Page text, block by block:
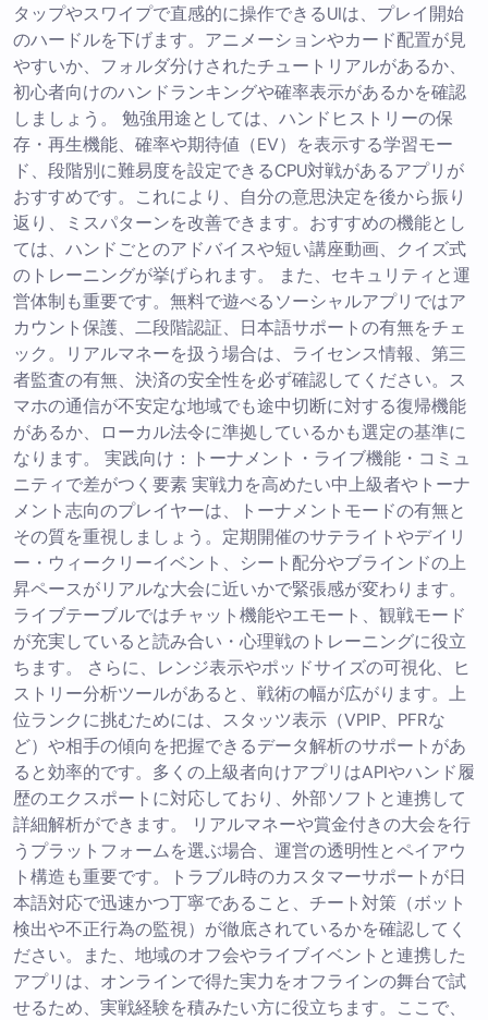
タップやスワイプで直感的に操作できるUIは、プレイ開始
のハードルを下げます。アニメーションやカード配置が見
やすいか、フォルダ分けされたチュートリアルがあるか、
初心者向けのハンドランキングや確率表示があるかを確認
しましょう。 勉強用途としては、ハンドヒストリーの保
存・再生機能、確率や期待値（EV）を表示する学習モー
ド、段階別に難易度を設定できるCPU対戦があるアプリが
おすすめです。これにより、自分の意思決定を後から振り
返り、ミスパターンを改善できます。おすすめの機能とし
ては、ハンドごとのアドバイスや短い講座動画、クイズ式
のトレーニングが挙げられます。 また、セキュリティと運
営体制も重要です。無料で遊べるソーシャルアプリではア
カウント保護、二段階認証、日本語サポートの有無をチェ
ック。リアルマネーを扱う場合は、ライセンス情報、第三
者監査の有無、決済の安全性を必ず確認してください。ス
マホの通信が不安定な地域でも途中切断に対する復帰機能
があるか、ローカル法令に準拠しているかも選定の基準に
なります。 実践向け：トーナメント・ライブ機能・コミュ
ニティで差がつく要素 実戦力を高めたい中上級者やトーナ
メント志向のプレイヤーは、トーナメントモードの有無と
その質を重視しましょう。定期開催のサテライトやデイリ
ー・ウィークリーイベント、シート配分やブラインドの上
昇ペースがリアルな大会に近いかで緊張感が変わります。
ライブテーブルではチャット機能やエモート、観戦モード
が充実していると読み合い・心理戦のトレーニングに役立
ちます。 さらに、レンジ表示やポッドサイズの可視化、ヒ
ストリー分析ツールがあると、戦術の幅が広がります。上
位ランクに挑むためには、スタッツ表示（VPIP、PFRな
ど）や相手の傾向を把握できるデータ解析のサポートがあ
ると効率的です。多くの上級者向けアプリはAPIやハンド履
歴のエクスポートに対応しており、外部ソフトと連携して
詳細解析ができます。 リアルマネーや賞金付きの大会を行
うプラットフォームを選ぶ場合、運営の透明性とペイアウ
ト構造も重要です。トラブル時のカスタマーサポートが日
本語対応で迅速かつ丁寧であること、チート対策（ボット
検出や不正行為の監視）が徹底されているかを確認してく
ださい。また、地域のオフ会やライブイベントと連携した
アプリは、オンラインで得た実力をオフラインの舞台で試
せるため、実戦経験を積みたい方に役立ちます。ここで、